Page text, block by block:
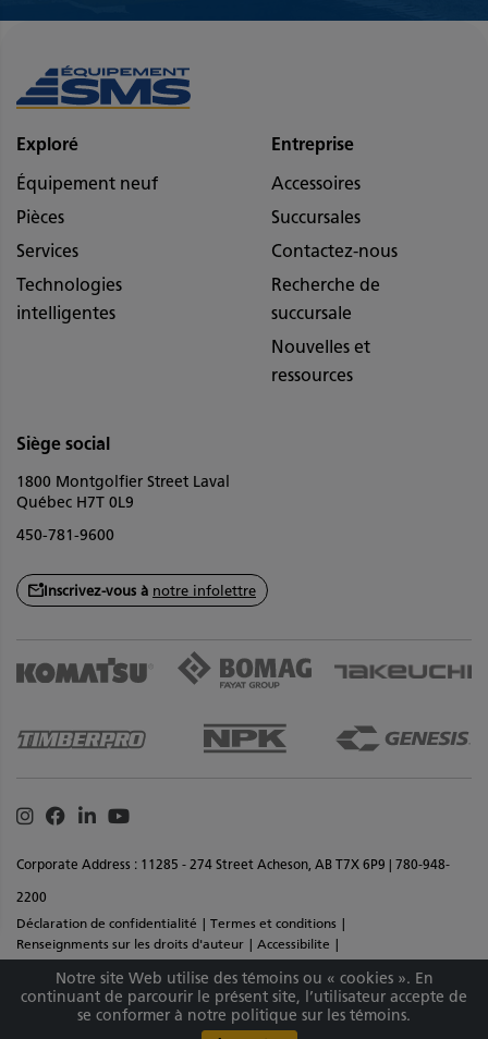
Exploré
Équipement neuf
Pièces
Services
Technologies
intelligentes
Entreprise
Accessoires
Succursales
Contactez-nous
Recherche de
succursale
Nouvelles et
ressources
Siège social
1800 Montgolfier Street Laval
Québec H7T 0L9
450-781-9600
Inscrivez-vous à notre infolettre
Corporate Address : 11285 - 274 Street Acheson, AB T7X 6P9 | 780-948-
2200
Déclaration de confidentialité
Termes et conditions
Renseignments sur les droits d'auteur
Accessibilite
Copyright © 2026 Équipement SMS Inc Tous droits réservés. Matériaux et
spécifications sont sujets à changement sans préavis.
Instagram
Facebook
LinkedinYoutube
Notre site Web utilise des témoins ou « cookies ». En
continuant de parcourir le présent site, l’utilisateur accepte de
se conformer à notre politique sur les témoins.